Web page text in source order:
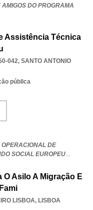
DO PROGRAMA
Assistência Técnica
042, SANTO ANTONIO
pública
DE
SOCIAL EUROPEU...
O Asilo A Migração E
LISBOA, LISBOA